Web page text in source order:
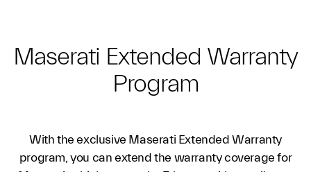
Maserati Extended Warranty
Program
With the exclusive Maserati Extended Warranty
program, you can extend the warranty coverage for